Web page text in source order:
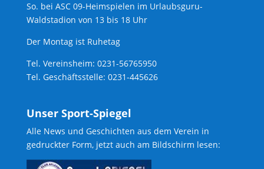
So. bei ASC 09-Heimspielen im Urlaubsguru-
Waldstadion von 13 bis 18 Uhr
Der Montag ist Ruhetag
Tel. Vereinsheim: 0231-56765950
Tel. Geschäftsstelle: 0231-445626
Unser Sport-Spiegel
Alle News und Geschichten aus dem Verein in
gedruckter Form, jetzt auch am Bildschirm lesen: